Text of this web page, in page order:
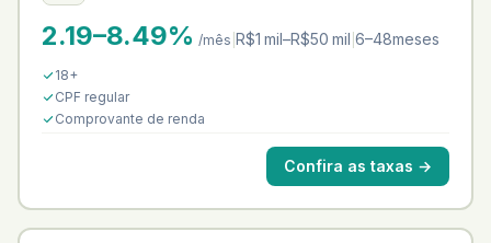
2.19–8.49% /mês R$1 mil–R$50 mil 6–48meses
18+
CPF regular
Comprovante de renda
Confira as taxas →